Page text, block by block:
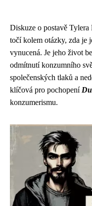
Diskuze o postavě Tylera
točí kolem otázky, zda je
vynucená. Je jeho život
odmítnutí konzumního
společenských tlaků a
klíčová pro pochopení
konzumerismu.